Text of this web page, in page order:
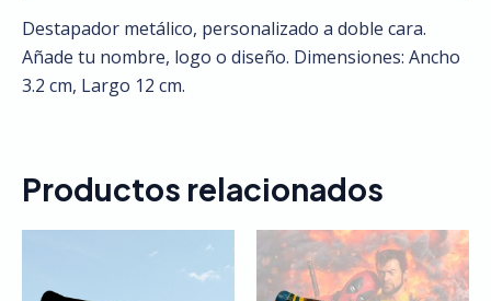
Destapador metálico, personalizado a doble cara.
Añade tu nombre, logo o diseño. Dimensiones: Ancho
3.2 cm, Largo 12 cm.
Productos relacionados